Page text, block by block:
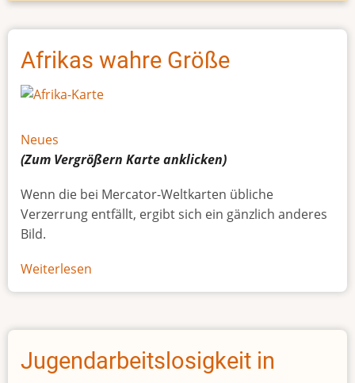
Afrikas wahre Größe
Neues
(Zum Vergrößern Karteanklicken)
Wenn die bei Mercator-Weltkarten übliche
Verzerrung entfällt, ergibt sich ein gänzlich anderes
Bild.
Weiterlesen
Afrikas
Größe
Jugendarbeitslosigkeit in